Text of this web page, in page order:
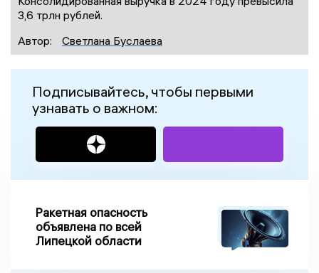
3,6 трлн рублей.
Автор:
Светлана Буслаева
Подписывайтесь, чтобы первыми
узнавать о важном:
Ракетная опасность
объявлена по всей
Липецкой области